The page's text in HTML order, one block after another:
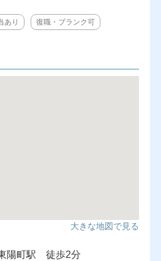
あり 復職・ブランク可
大きな地図で見る
陽町駅 徒歩2分